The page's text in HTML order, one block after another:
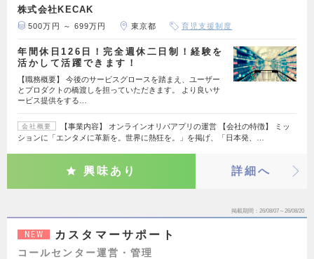
株式会社KECAK
500万円 ～ 699万円 東京都 育児支援制度
年間休日126日！完全週休二日制！経験を
活かして活躍できます！
【職務概要】 今後のサービスグロースを踏まえ、ユーザー
とプロダクトの橋渡しを担っていただきます。 より良いサ
ービス提供をする…
会社概要
【事業内容】 オンラインオリパアプリの運営 【会社の特徴】 ミッ
ションに「エンタメに革新を。世界に熱狂を。」を掲げ、「日本発、…
興味あり 詳細へ
掲載期間 26/08/07～26/08/20
NEW カスタマーサポート
コールセンター運営・管理